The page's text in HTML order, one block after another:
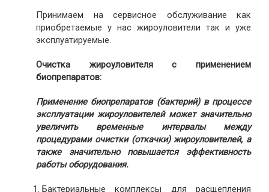
Принимаем на сервисное обслуживание как
приобретаемые у нас жироуловители так и уже
эксплуатируемые.
Очистка жироуловителя с применением
биопрепаратов:
Применение биопрепаратов (бактерий) в процессе
эксплуатации жироуловителей может значительно
увеличить временные интервалы между
процедурами очистки (откачки) жироуловителей, а
также значительно повышается эффективность
работы оборудования.
Бактериальные комплексы для расщепления